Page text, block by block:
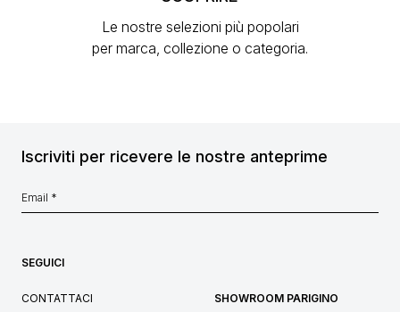
Le nostre selezioni più popolari
per marca, collezione o categoria.
Iscriviti per ricevere le nostre anteprime
SEGUICI
CONTATTACI
SHOWROOM PARIGINO